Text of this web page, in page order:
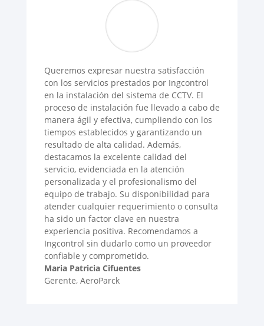
Queremos expresar nuestra satisfacción
con los servicios prestados por Ingcontrol
en la instalación del sistema de CCTV. El
proceso de instalación fue llevado a cabo de
manera ágil y efectiva, cumpliendo con los
tiempos establecidos y garantizando un
resultado de alta calidad. Además,
destacamos la excelente calidad del
servicio, evidenciada en la atención
personalizada y el profesionalismo del
equipo de trabajo. Su disponibilidad para
atender cualquier requerimiento o consulta
ha sido un factor clave en nuestra
experiencia positiva. Recomendamos a
Ingcontrol sin dudarlo como un proveedor
confiable y comprometido.
Maria Patricia Cifuentes
Gerente, AeroParck